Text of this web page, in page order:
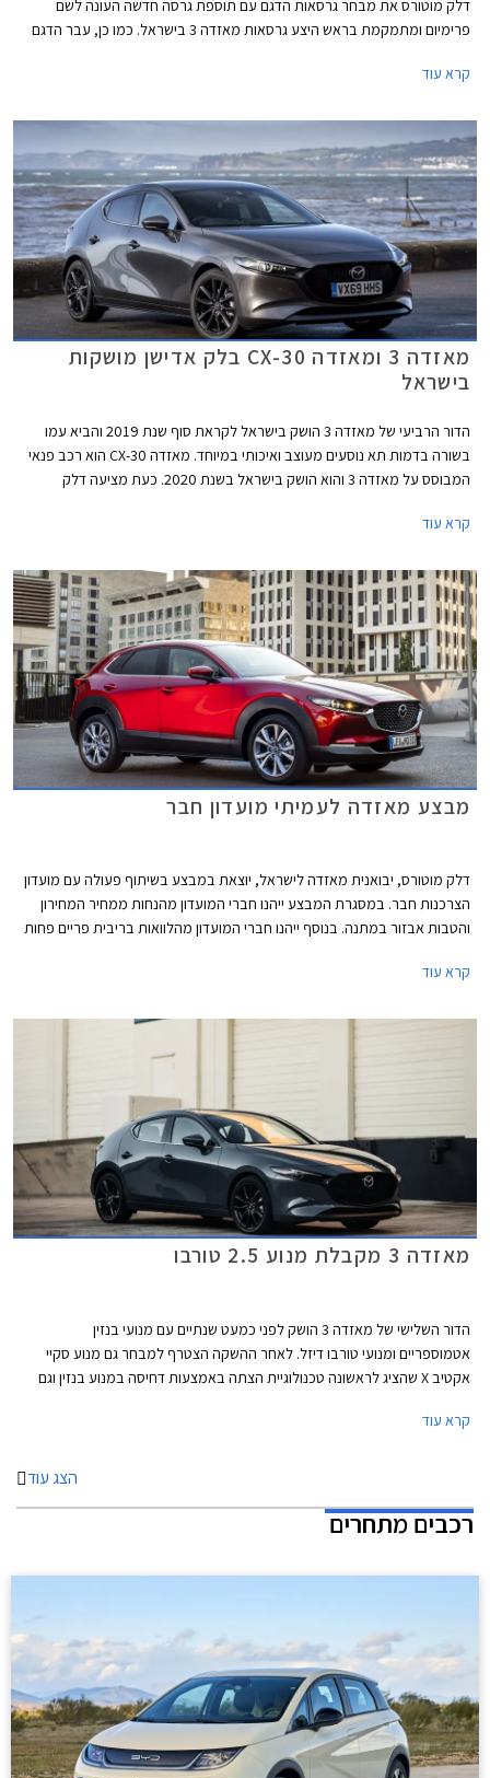
דלק מוטורס את מבחר גרסאות הדגם עם תוספת גרסה חדשה העונה לשם
פרימיום ומתמקמת בראש היצע גרסאות מאזדה 3 בישראל. כמו כן, עבר הדגם
קרא עוד
מאזדה 3 ומאזדה CX-30 בלק אדישן מושקות
בישראל
הדור הרביעי של מאזדה 3 הושק בישראל לקראת סוף שנת 2019 והביא עמו
בשורה בדמות תא נוסעים מעוצב ואיכותי במיוחד. מאזדה CX-30 הוא רכב פנאי
המבוסס על מאזדה 3 והוא הושק בישראל בשנת 2020. כעת מציעה דלק
בלק אדישן (Black Edition) כאופציה.
קרא עוד
מבצע מאזדה לעמיתי מועדון חבר
דלק מוטורס, יבואנית מאזדה לישראל, יוצאת במבצע בשיתוף פעולה עם מועדון
הצרכנות חבר. במסגרת המבצע ייהנו חברי המועדון מהנחות ממחיר המחירון
והטבות אבזור במתנה. בנוסף ייהנו חברי המועדון מהלוואות בריבית פריים פחות
תוכנית המימון חבר ליס. המבצע יתקיים בכל אולמות התצוגה של מאזדה בין
קרא עוד
מאזדה 3 מקבלת מנוע 2.5 טורבו
הדור השלישי של מאזדה 3 הושק לפני כמעט שנתיים עם מנועי בנזין
אטמוספריים ומנועי טורבו דיזל. לאחר ההשקה הצטרף למבחר גם מנוע סקיי
אקטיב X שהציג לראשונה טכנולוגיית הצתה באמצעות דחיסה במנוע בנזין וגם
טורבו בנזין שנפוצים אצל המתחרות ובחרה בשיטות אחרות להפחתת צריכת
קרא עוד
הצג עוד
רכבים מתחרים